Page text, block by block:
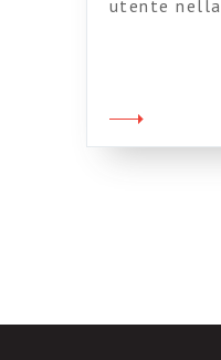
utente
al 2.0.
telefono